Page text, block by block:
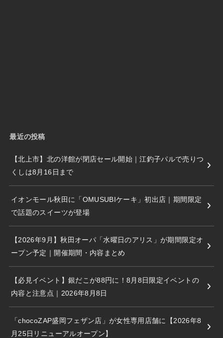
最近の投稿
【北上市】北の洋館が閉店セール開始｜江釣子パルで売りつ
くしは8月16日まで
イオンモール秋田に「OMUSUBIケーキ」初出店｜期間限定
で話題のスイーツが登場
【2026年9月】秋田オーパ「水曜日のアリス」が期間限定オ
ープン予定｜開催期間・内容まとめ
【必見イベント】銀だこが88円に！8月8日限定イベントの
内容と注意点｜2026年8月8日
「chocoZAP盛岡フェザン店」が女性専用店舗に【2026年8
月25日リニューアルオープン】